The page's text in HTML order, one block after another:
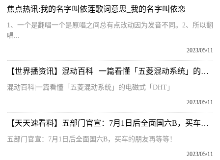
焦点热讯:我的名字叫依莲歌词意思_我的名字叫依恋
1、一个是翻唱一个是原唱之间总有点改动因为发音不同。2、所以翻
唱...
2023/05/11
【世界播资讯】混动百科 | 一篇看懂「五菱混动系统」的电磁式「DHT」
混动百科|一篇看懂「五菱混动系统」的电磁式「DHT」
2023/05/11
【天天速看料】五部门官宣：7月1日后全面国六B，买车的朋友再等等！
五部门官宣：7月1日后全面国六B，买车的朋友再等等！
2023/05/11